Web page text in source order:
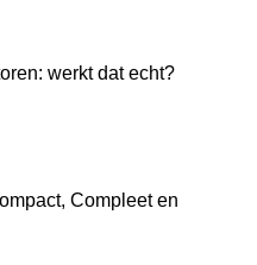
werkt dat echt?
Compleet en